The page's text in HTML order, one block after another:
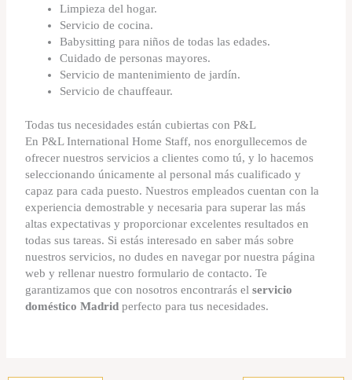
Limpieza del hogar.
Servicio de cocina.
Babysitting para niños de todas las edades.
Cuidado de personas mayores.
Servicio de mantenimiento de jardín.
Servicio de chauffeaur.
Todas tus necesidades están cubiertas con P&L
En P&L International Home Staff, nos enorgullecemos de
ofrecer nuestros servicios a clientes como tú, y lo hacemos
seleccionando únicamente al personal más cualificado y
capaz para cada puesto. Nuestros empleados cuentan con la
experiencia demostrable y necesaria para superar las más
altas expectativas y proporcionar excelentes resultados en
todas sus tareas. Si estás interesado en saber más sobre
nuestros servicios, no dudes en navegar por nuestra página
web y rellenar nuestro formulario de contacto. Te
garantizamos que con nosotros encontrarás elservicio
doméstico Madrid perfecto para tus necesidades.